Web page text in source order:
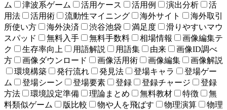
ム
津波系ゲーム 活用ケース 活用例 演出分析
活
用法
活用術 流動性マイニング 海外サイト
海外取引
所使い方
海外決済 渋谷池袋 満足度
滑りやすいマウ
スパッド
無料入手 無料手数料 相場情報
画像編集テ
ク
生存率向上 用語解説 用語集 由来
画像ID調べ
方
画像ダウンロード 画像活用術 画像編集
画像解説
環境構築
発行流れ 発見法 登場キャラ
登場ゲー
ム
登場シーン 登場要素 登録 登録チャージ
登録
方法
環境設定準備 理論まとめ 無料教材 特徴
無
料類似ゲーム
版比較 物や人を飛ばす 物理演算
物理